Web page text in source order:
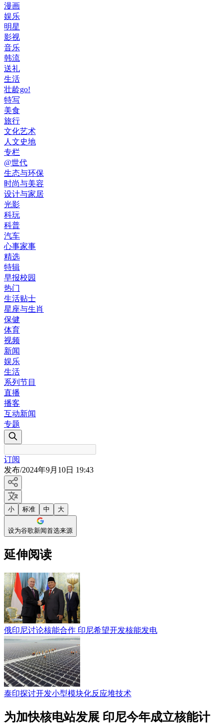
漫画
娱乐
明星
影视
音乐
韩流
送礼
生活
壮龄go!
特写
美食
旅行
文化艺术
人文史地
专栏
@世代
生态与环保
时尚与美容
设计与家居
光影
科玩
科普
汽车
心事家事
精选
特辑
早报校园
热门
生活贴士
星座与生肖
保健
体育
视频
新闻
娱乐
生活
系列节目
直播
播客
互动新闻
专题
订阅
发布/2024年9月10日 19:43
小 标准 中 大
设为谷歌新闻首选来源
延伸阅读
俄印尼讨论核能合作 印尼希望开发核能发电
泰印探讨开发小型模块化反应堆技术
为加快核电站发展 印尼今年成立核能计